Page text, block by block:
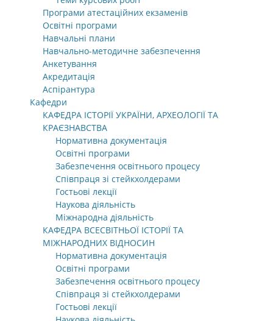
Програми атестаційних екзаменів
Освітні програми
Навчальні плани
Навчально-методичне забезпечення
Анкетування
Акредитація
Аспірантура
Кафедри
КАФЕДРА ІСТОРІЇ УКРАЇНИ, АРХЕОЛОГІЇ ТА
КРАЄЗНАВСТВА
Нормативна документація
Освітні програми
Забезпечення освітнього процесу
Співпраця зі стейкхолдерами
Гостьові лекції
Наукова діяльність
Міжнародна діяльність
КАФЕДРА ВСЕСВІТНЬОЇ ІСТОРІЇ ТА
МІЖНАРОДНИХ ВІДНОСИН
Нормативна документація
Освітні програми
Забезпечення освітнього процесу
Співпраця зі стейкхолдерами
Гостьові лекції